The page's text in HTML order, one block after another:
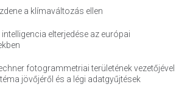
a klímaváltozás ellen
elterjedése az európai
fotogrammetriai területének vezetőjével
jövőjéről és a légi adatgyűjtések